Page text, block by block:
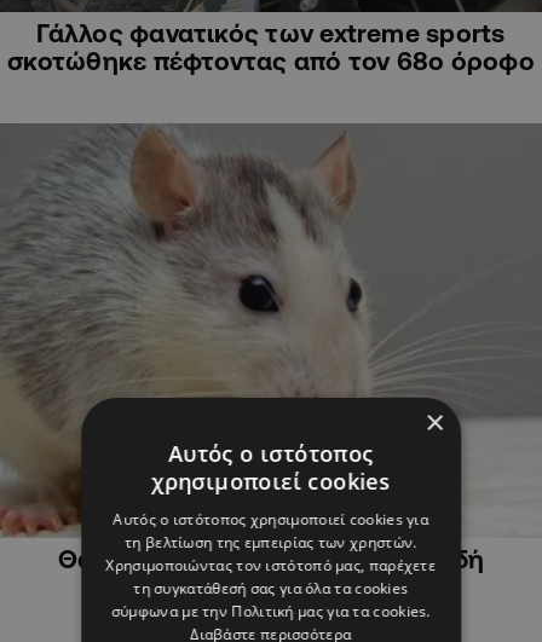
Γάλλος φανατικός των extreme sports
σκοτώθηκε πέφτοντας από τον 68ο όροφο
Θανατώνουν 2000 χάμστερ επειδή
μολύνθηκαν από κορωνοϊό
×
Αυτός ο ιστότοπος
χρησιμοποιεί cookies
Αυτός ο ιστότοπος χρησιμοποιεί cookies για
τη βελτίωση της εμπειρίας των χρηστών.
Χρησιμοποιώντας τον ιστότοπό μας, παρέχετε
τη συγκατάθεσή σας για όλα τα cookies
σύμφωνα με την Πολιτική μας για τα cookies.
Διαβάστε περισσότερα